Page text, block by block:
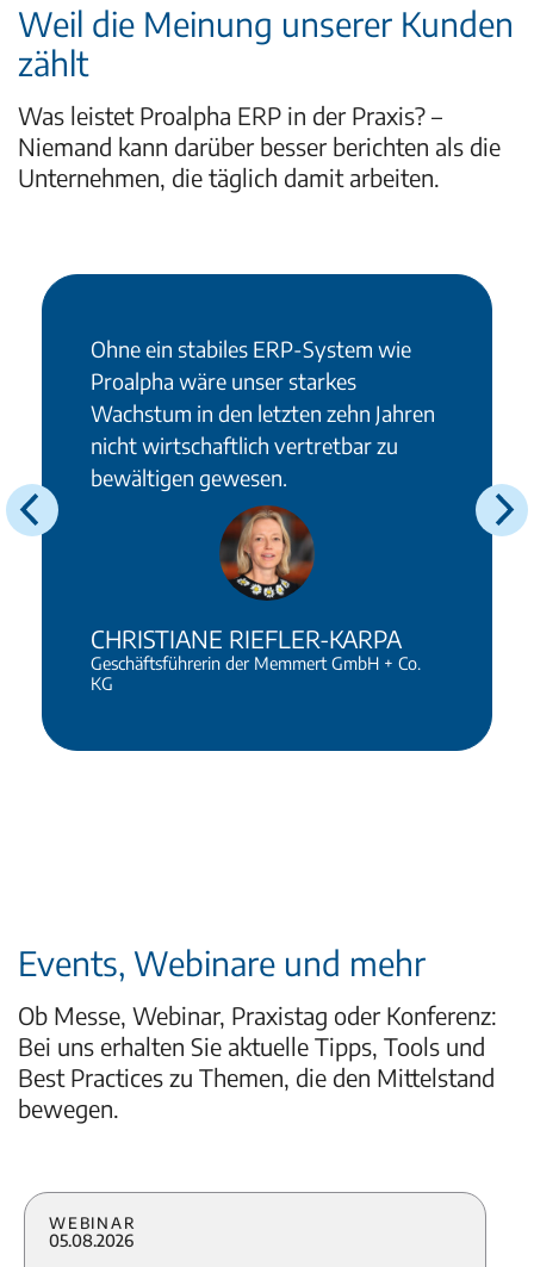
Weil die Meinung unserer Kunden
zählt
Was leistet Proalpha ERP in der Praxis? –
Niemand kann darüber besser berichten als die
Unternehmen, die täglich damit arbeiten.
Ohne ein stabiles ERP-System wie
Proalpha wäre unser starkes
Wachstum in den letzten zehn Jahren
nicht wirtschaftlich vertretbar zu
bewältigen gewesen.
CHRISTIANE RIEFLER-KARPA
Geschäftsführerin der Memmert GmbH + Co.
KG
Events, Webinare und mehr
Ob Messe, Webinar, Praxistag oder Konferenz:
Bei uns erhalten Sie aktuelle Tipps, Tools und
Best Practices zu Themen, die den Mittelstand
bewegen.
Webinar
05.08.2026